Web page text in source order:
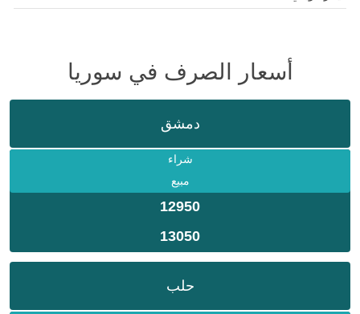
أسعار الصرف في سوريا
دمشق
شراء
مبيع
12950
13050
حلب